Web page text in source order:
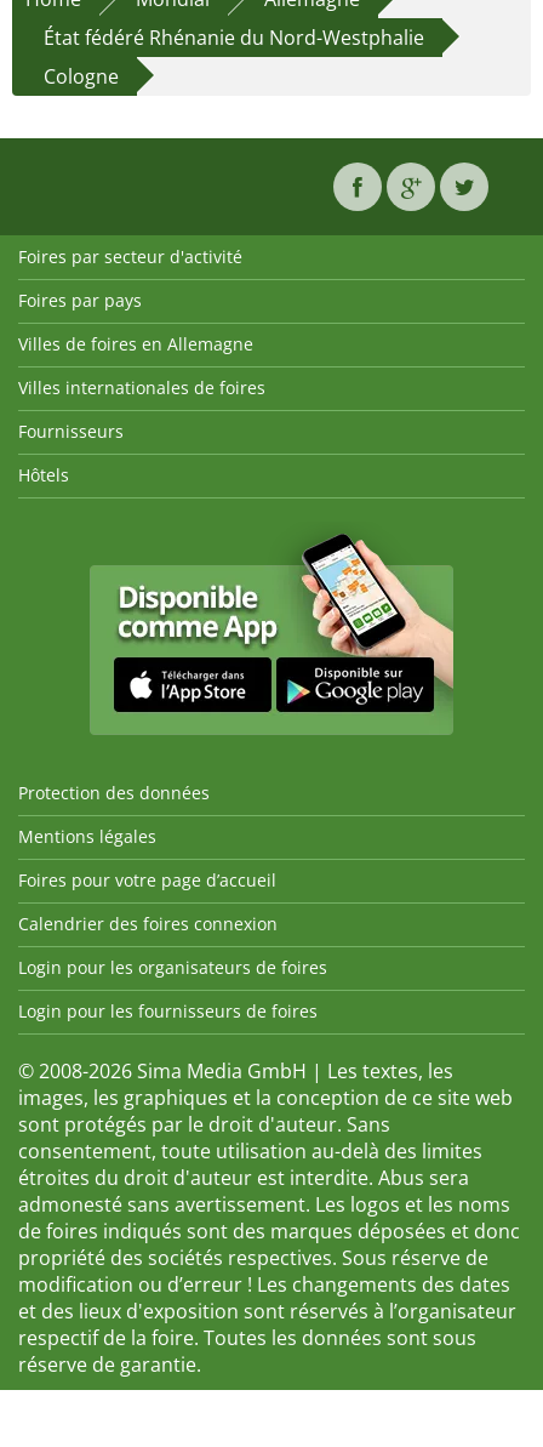
État fédéré Rhénanie du Nord-Westphalie
Cologne
Foires par secteur d'activité
Foires par pays
Villes de foires en Allemagne
Villes internationales de foires
Fournisseurs
Hôtels
Protection des données
Mentions légales
Foires pour votre page d’accueil
Calendrier des foires connexion
Login pour les organisateurs de foires
Login pour les fournisseurs de foires
© 2008-2026 Sima Media GmbH | Les textes, les
images, les graphiques et la conception de ce site web
sont protégés par le droit d'auteur. Sans
consentement, toute utilisation au-delà des limites
étroites du droit d'auteur est interdite. Abus sera
admonesté sans avertissement. Les logos et les noms
de foires indiqués sont des marques déposées et donc
propriété des sociétés respectives. Sous réserve de
modification ou d’erreur ! Les changements des dates
et des lieux d'exposition sont réservés à l’organisateur
respectif de la foire. Toutes les données sont sous
réserve de garantie.